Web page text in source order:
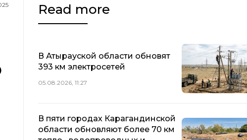
Read more
В Атырауской области обновят
393 км электросетей
05.08.2026, 11:27
В пяти городах Карагандинской
области обновляют более 70 км